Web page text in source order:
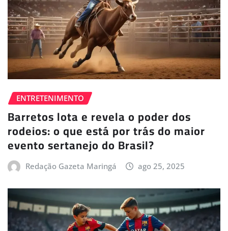
ENTRETENIMENTO
Barretos lota e revela o poder dos
rodeios: o que está por trás do maior
evento sertanejo do Brasil?
Redação Gazeta Maringá ago 25, 2025